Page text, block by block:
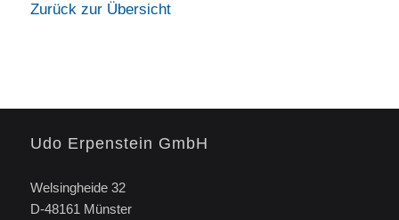
Zurück zur Übersicht
Udo Erpenstein GmbH
Welsingheide 32
D-48161 Münster